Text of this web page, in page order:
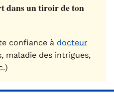
dans un tiroir de ton
confiance à docteur
maladie des intrigues,